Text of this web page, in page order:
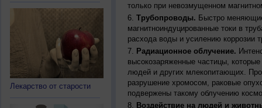
Лекарство от старости
только при невозмущенном
Трубопроводы. Быстро
магнитноиндуцированные токи в
расхода воды и усилению коррозии
Радиационное облучение.
высокозаряженные частицы,
людей и других млекопитающих.
разрушение хромосом, раковые
подвержены такому облучению
Воздействие на людей и